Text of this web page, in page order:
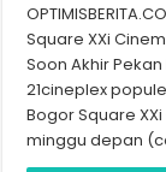
Square XXi
Soon Akhir
21cineplex
Bogor Square
minggu depan